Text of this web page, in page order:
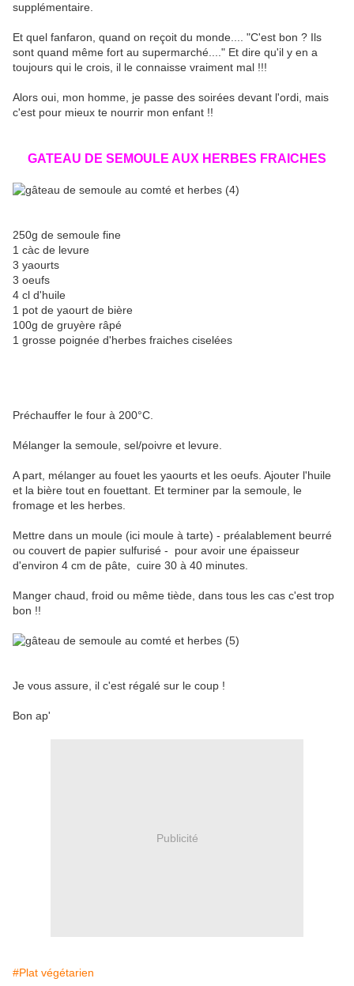
supplémentaire.
Et quel fanfaron, quand on reçoit du monde.... "C'est bon ? Ils
sont quand même fort au supermarché...." Et dire qu'il y en a
toujours qui le crois, il le connaisse vraiment mal !!!
Alors oui, mon homme, je passe des soirées devant l'ordi, mais
c'est pour mieux te nourrir mon enfant !!
GATEAU DE SEMOULE AUX HERBES FRAICHES
250g de semoule fine
1 càc de levure
3 yaourts
3 oeufs
4 cl d'huile
1 pot de yaourt de bière
100g de gruyère râpé
1 grosse poignée d'herbes fraiches ciselées
Préchauffer le four à 200°C.
Mélanger la semoule, sel/poivre et levure.
A part, mélanger au fouet les yaourts et les oeufs. Ajouter l'huile
et la bière tout en fouettant. Et terminer par la semoule, le
fromage et les herbes.
Mettre dans un moule (ici moule à tarte) - préalablement beurré
ou couvert de papier sulfurisé - pour avoir une épaisseur
d'environ 4 cm de pâte, cuire 30 à 40 minutes.
Manger chaud, froid ou même tiède, dans tous les cas c'est trop
bon !!
Je vous assure, il c'est régalé sur le coup !
Bon ap'
Publicité
#Plat végétarien